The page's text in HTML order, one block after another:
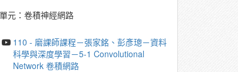
元：卷積神經網路
110 - 磨課師課程－張家銘、彭彥璁－資料
科學與深度學習－5-1 Convolutional
Network 卷積網路